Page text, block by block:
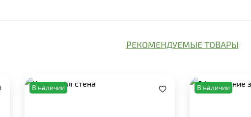
РЕКОМЕНДУЕМЫЕ ТОВАРЫ
В наличии В наличии